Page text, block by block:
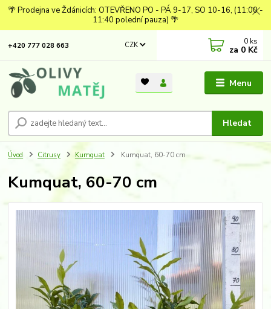
🌴 Prodejna ve Ždánicích: OTEVŘENO PO - PÁ 9-17, SO 10-16, (11:00 -
11:40 polední pauza) 🌴
Menu
CZK
Hledat
+420 777 028 663 0 ks
za 0 Kč
Úvod Citrusy Kumquat Kumquat, 60-70 cm
Kumquat, 60-70 cm